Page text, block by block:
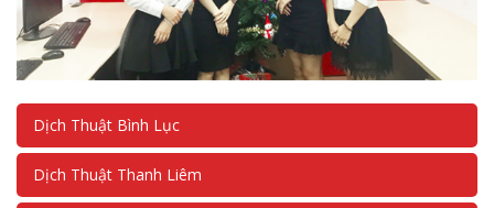
Dịch Thuật Bình Lục
Dịch Thuật Thanh Liêm